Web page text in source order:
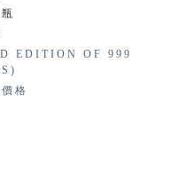
EDITION OF 999
格